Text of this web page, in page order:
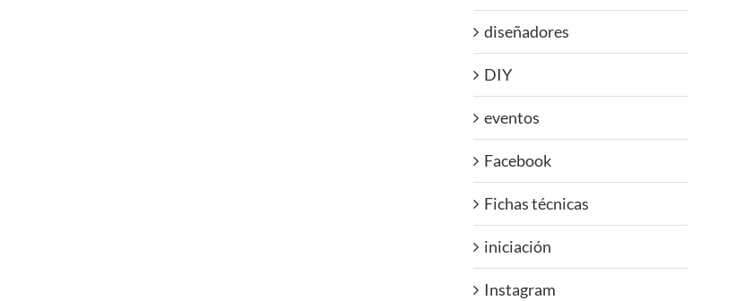
diseñadores
DIY
eventos
Facebook
Fichas técnicas
iniciación
Instagram